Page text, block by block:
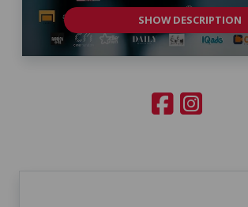
SHOW DESCRIPTION